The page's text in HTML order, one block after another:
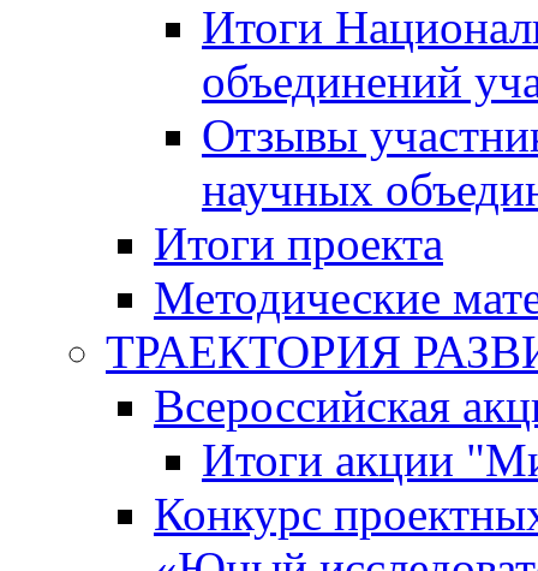
Итоги
объединений
Отзывы
научных
Итоги проекта
Методические
ТРАЕКТОРИЯ
Всероссийская
Итоги акции
Конкурс